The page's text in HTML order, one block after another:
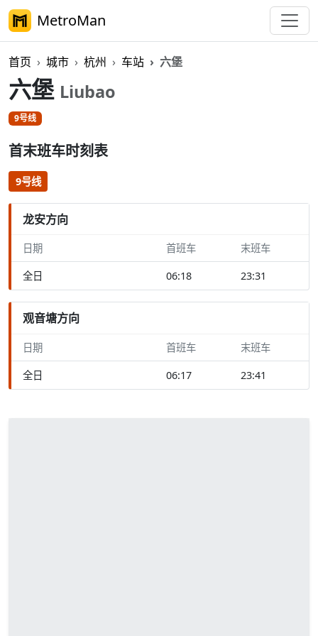
MetroMan
首页 城市 杭州 车站 六堡
六堡 Liubao
9号线
首末班车时刻表
9号线
龙安方向
日期 首班车 末班车
全日 06:18 23:31
观音塘方向
日期 首班车 末班车
全日 06:17 23:41